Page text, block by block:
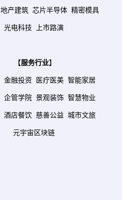
地产建筑 芯片半导体 精密模具
光电科技 上市路演
【服务行业】
金融投资 医疗医美 智能家居
企管学院 景观装饰 智慧物业
酒店餐饮 慈善公益 城市文旅
元宇宙区块链